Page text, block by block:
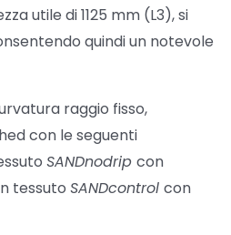
utile di 1125 mm (L3), si
quindi un notevole
raggio fisso,
con le seguenti
SANDnodrip con
tessuto SANDcontrol con